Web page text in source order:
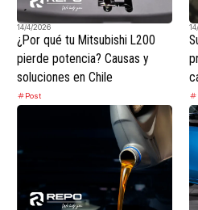
14/4/2026
¿Por qué tu Mitsubishi L200
pierde potencia? Causas y
soluciones en Chile
Post